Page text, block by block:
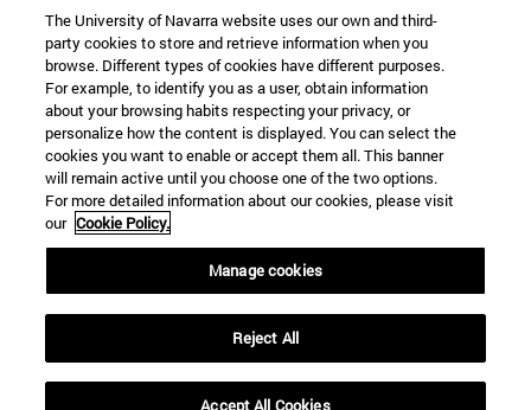
The University of Navarra website uses our own and third-
party cookies to store and retrieve information when you
browse. Different types of cookies have different purposes.
For example, to identify you as a user, obtain information
about your browsing habits respecting your privacy, or
personalize how the content is displayed. You can select the
cookies you want to enable or accept them all. This banner
will remain active until you choose one of the two options.
For more detailed information about our cookies, please visit
our Cookie Policy.
Manage cookies
Reject All
Accept All Cookies